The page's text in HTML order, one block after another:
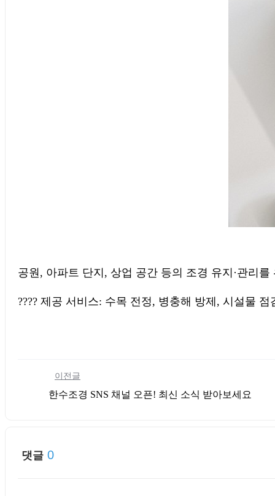
공원, 아파트 단지, 상업 공간 등의 조경 유지·관리
???? 제공 서비스: 수목 전정, 병충해 방제, 시설물 점
이전글
한수조경 SNS 채널 오픈! 최신 소식 받아보세요
댓글 0